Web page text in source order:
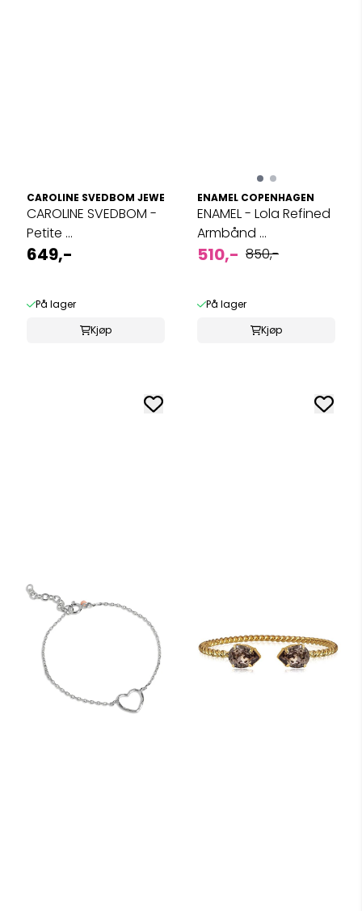
CAROLINE SVEDBOM JEWELRY
CAROLINE SVEDBOM -
Petite ...
649,-
På lager
Kjøp
ENAMEL COPENHAGEN
ENAMEL - Lola Refined
Armbånd ...
510,- 850,-
På lager
Kjøp